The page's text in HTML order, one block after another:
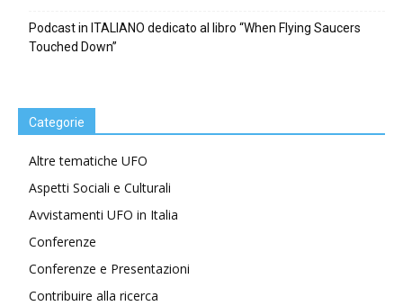
Podcast in ITALIANO dedicato al libro “When Flying Saucers
Touched Down”
Categorie
Altre tematiche UFO
Aspetti Sociali e Culturali
Avvistamenti UFO in Italia
Conferenze
Conferenze e Presentazioni
Contribuire alla ricerca